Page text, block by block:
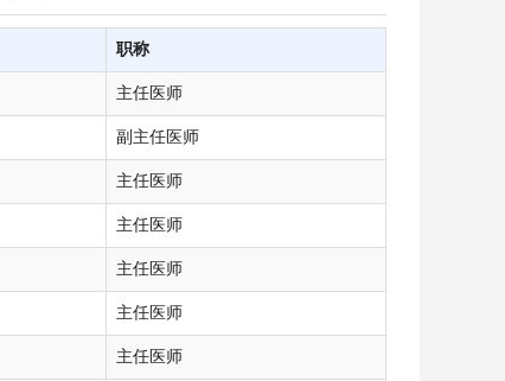
职称
主任医师
副主任医师
主任医师
主任医师
主任医师
主任医师
主任医师